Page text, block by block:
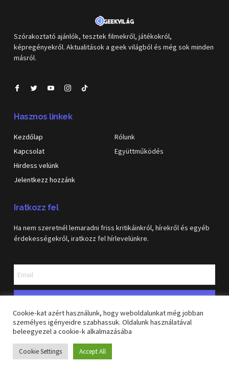
Szórakoztató ajánlók, tesztek filmekről, játékokról,
képregényekről. Aktualitások a geek világból és még sok minden
másról.
Hasznos linkek
Kezdőlap
Kapcsolat
Hirdess velünk
Jelentkezz hozzánk
Rólunk
Együttműködés
Iratkozz fel
Ha nem szeretnél lemaradni friss kritikáinkról, hírekről és egyéb
érdekességekről, iratkozz fel hírlevelünkre.
Copyright © 2026 GeekVilág blog. Minden jog fenntartva
Felhasználási feltételekAdatkerzelési tájékoztató
Cookie-kat azért használunk, hogy weboldalunkat még jobban
személyes igényeidre szabhassuk. Oldalunk használatával
beleegyezel a cookie-k alkalmazásába
Cookie Settings Accept All